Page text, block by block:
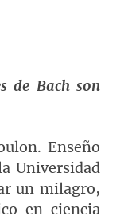
de Bach son
Enseño
Universidad
un milagro,
en ciencia